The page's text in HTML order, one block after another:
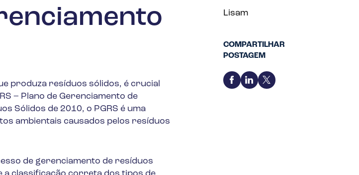
produza resíduos sólidos, é crucial
– Plano de Gerenciamento de
Sólidos de 2010, o PGRS é uma
ambientais causados pelos resíduos
de gerenciamento de resíduos
Lisam
COMPARTILHAR
POSTAGEM